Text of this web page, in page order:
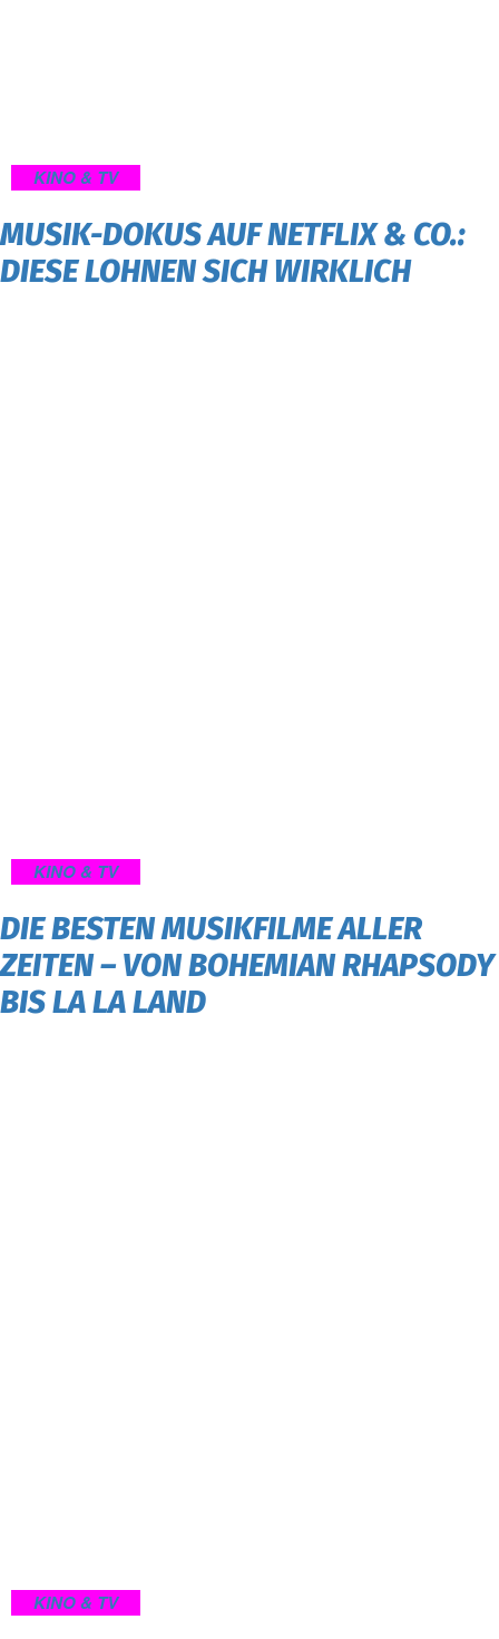
KINO & TV
MUSIK-DOKUS AUF NETFLIX & CO.:
DIESE LOHNEN SICH WIRKLICH
KINO & TV
DIE BESTEN MUSIKFILME ALLER
ZEITEN – VON BOHEMIAN RHAPSODY
BIS LA LA LAND
KINO & TV